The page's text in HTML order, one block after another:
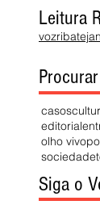
Leitura
casos
editorial
olho vivo
sociedade
Siga o